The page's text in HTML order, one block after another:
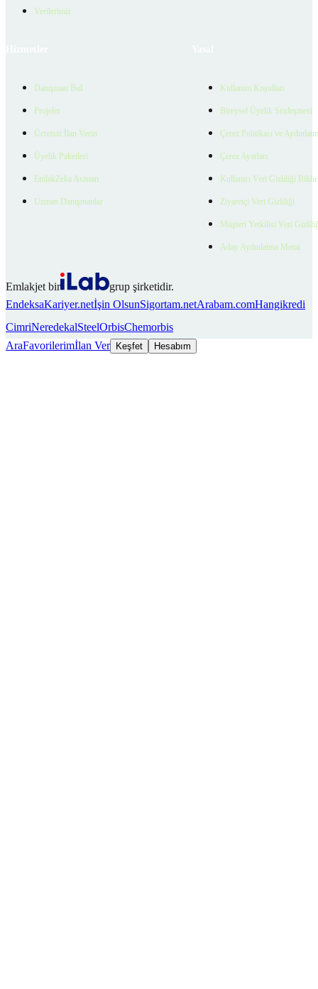
Verilerimiz
Danışman Bul
Projeler
Ücretsiz İlan Verin
Üyelik Paketleri
EmlakZeka Asistan
Uzman Danışmanlar
Kullanım Koşulları
Bireysel Üyelik Sözleşmesi
Çerez Politikası ve
Çerez Ayarları
Kullanıcı Veri Gizliliği
Ziyaretçi Veri Gizliliği
Müşteri Yetkilisi Veri
Aday Aydınlatma Metni
Emlakjet bir
grup şirketidir.
EndeksaKariyer.netİşin OlsunSigortam.netArabam.comHangikredi
CimriNeredekalSteelOrbisChemorbis
AraFavorilerimİlan Ver Keşfet Hesabım